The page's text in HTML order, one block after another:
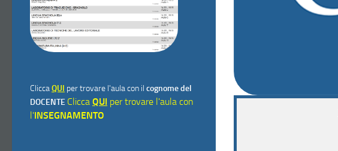
CliccaQUI per trovare l'aula con il cognome del
DOCENTE Clicca QUI per trovare l'aula con
l'INSEGNAMENTO